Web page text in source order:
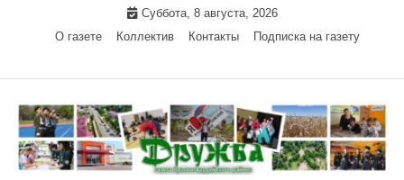
Суббота, 8 августа, 2026
О газете
Коллектив Контакты Подписка на газету